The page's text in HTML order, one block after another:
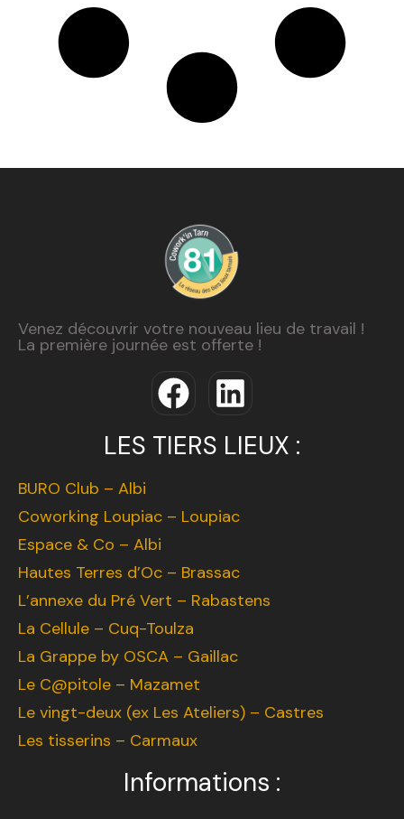
Venez découvrir votre nouveau lieu de travail !
La première journée est offerte !
LES TIERS LIEUX :
BURO Club – Albi
Coworking Loupiac – Loupiac
Espace & Co – Albi
Hautes Terres d’Oc – Brassac
L’annexe du Pré Vert – Rabastens
La Cellule – Cuq-Toulza
La Grappe by OSCA – Gaillac
Le C@pitole – Mazamet
Le vingt-deux (ex Les Ateliers) – Castres
Les tisserins – Carmaux
Informations :